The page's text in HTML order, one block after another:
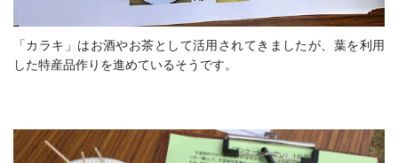
「カラキ」はお酒やお茶として活用されてきましたが、葉を利用
した特産品作りを進めているそうです。